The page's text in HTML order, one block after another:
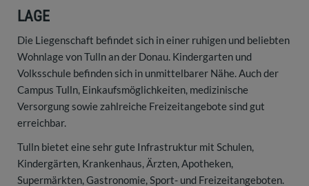
LAGE
Die Liegenschaft befindet sich in einer ruhigen und beliebten
Wohnlage von Tulln an der Donau. Kindergarten und
Volksschule befinden sich in unmittelbarer Nähe. Auch der
Campus Tulln, Einkaufsmöglichkeiten, medizinische
Versorgung sowie zahlreiche Freizeitangebote sind gut
erreichbar.
Tulln bietet eine sehr gute Infrastruktur mit Schulen,
Kindergärten, Krankenhaus, Ärzten, Apotheken,
Supermärkten, Gastronomie, Sport- und Freizeitangeboten.